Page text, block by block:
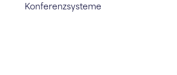
Konferenzsysteme